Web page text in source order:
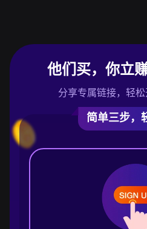
他们买，你立
分享专属链接，轻松
简单三步，